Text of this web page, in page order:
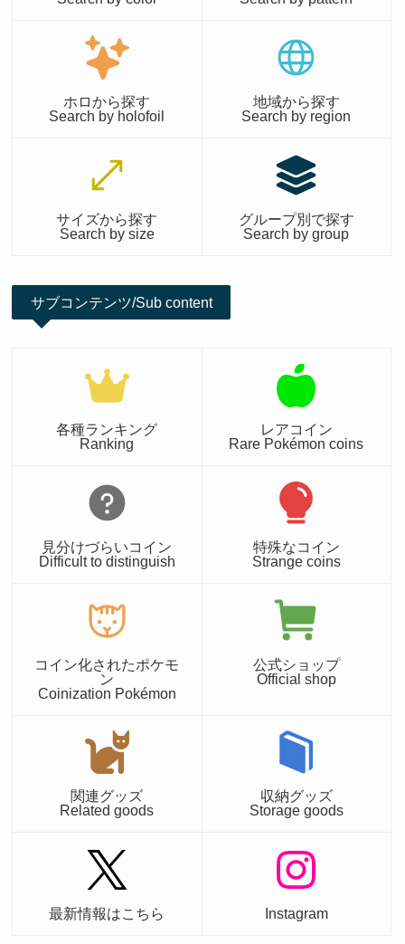
ホロから探す
Search by holofoil
地域から探す
Search by region
サイズから探す
Search by size
グループ別で探す
Search by group
サブコンテンツ/Sub content
各種ランキング
Ranking
レアコイン
Rare Pokémon coins
見分けづらいコイン
Difficult to distinguish
特殊なコイン
Strange coins
コイン化されたポケモ
ン
Coinization Pokémon
公式ショップ
Official shop
関連グッズ
Related goods
収納グッズ
Storage goods
最新情報はこちら Instagram